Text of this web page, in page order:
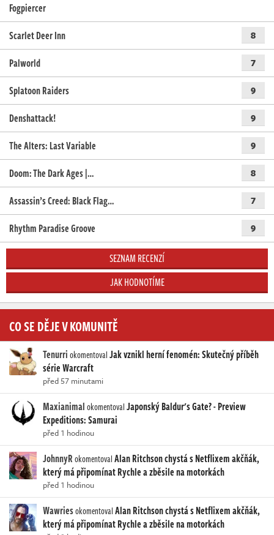
Fogpiercer
Scarlet Deer Inn
8
Palworld 7
Splatoon Raiders 9
Denshattack! 9
The Alters: Last Variable 9
Doom: The Dark Ages |… 8
Assassin’s Creed: Black Flag… 7
Rhythm Paradise Groove 9
SEZNAM RECENZÍ
JAK HODNOTÍME
CO SE DĚJE V KOMUNITĚ
TenurriokomentovalJak vznikl herní fenomén: Skutečný příběh
série Warcraft
před 57 minutami
MaxianimalokomentovalJaponský Baldur's Gate? - Preview
Expeditions: Samurai
před 1 hodinou
JohnnyRokomentovalAlan Ritchson chystá s Netflixem akčňák,
který má připomínat Rychle a zběsile na motorkách
před 1 hodinou
WawriesokomentovalAlan Ritchson chystá s Netflixem akčňák,
který má připomínat Rychle a zběsile na motorkách